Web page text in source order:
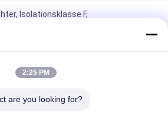
Isolationsklasse F,
variabler Frequenz
mit PMSM-Antrieb, 150 % Nennstrom,
2:25 PM
are you looking for?